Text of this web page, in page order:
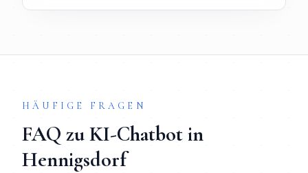
HÄUFIGE FRAGEN
FAQ zuKI-Chatbotin
Hennigsdorf